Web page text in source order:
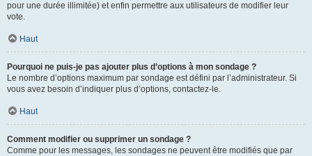
pour une durée illimitée) et enfin permettre aux utilisateurs de modifier leur
vote.
Haut
Pourquoi ne puis-je pas ajouter plus d’options à mon sondage ?
Le nombre d’options maximum par sondage est défini par l’administrateur. Si
vous avez besoin d’indiquer plus d’options, contactez-le.
Haut
Comment modifier ou supprimer un sondage ?
Comme pour les messages, les sondages ne peuvent être modifiés que par